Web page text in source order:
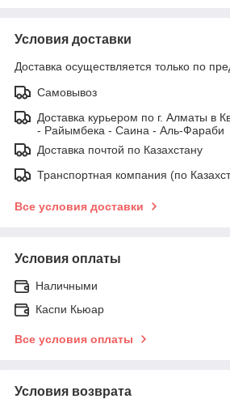
Условия доставки
Доставка осуществляется только по
Самовывоз
Доставка курьером по г. Алматы в
- Райымбека - Саина - Аль-Фараби
Доставка почтой по Казахстану
Транспортная компания (по
Все условия доставки
Условия оплаты
Наличными
Каспи Кьюар
Все условия оплаты
Условия возврата